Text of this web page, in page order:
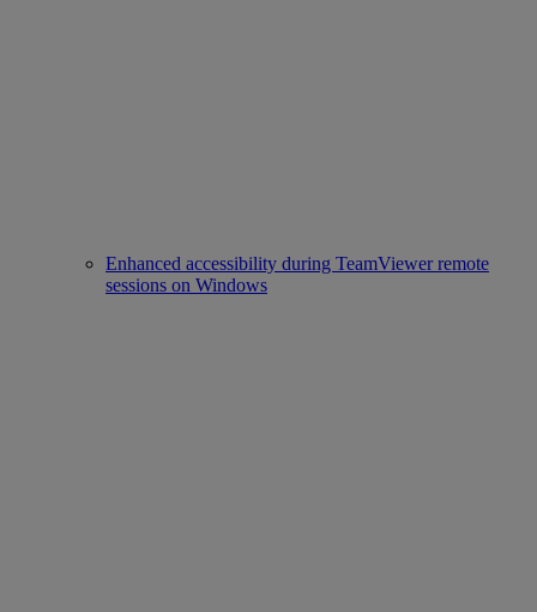
Enhanced accessibility during TeamViewer remote
sessions on Windows